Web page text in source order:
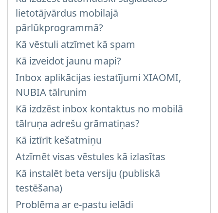
lietotājvārdus mobilajā
pārlūkprogrammā?
Kā vēstuli atzīmet kā spam
Kā izveidot jaunu mapi?
Inbox aplikācijas iestatījumi XIAOMI,
NUBIA tālrunim
Kā izdzēst inbox kontaktus no mobilā
tālruņa adrešu grāmatiņas?
Kā iztīrīt kešatmiņu
Atzīmēt visas vēstules kā izlasītas
Kā instalēt beta versiju (publiskā
testēšana)
Problēma ar e-pastu ielādi